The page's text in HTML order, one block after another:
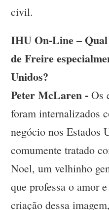
civil.
IHU On-Line –
de Freire
Unidos?
Peter McLaren - Os
foram internalizados
negócio nos Estados
comumente tratado
Noel, um velhinho
que professa o amor
criação dessa